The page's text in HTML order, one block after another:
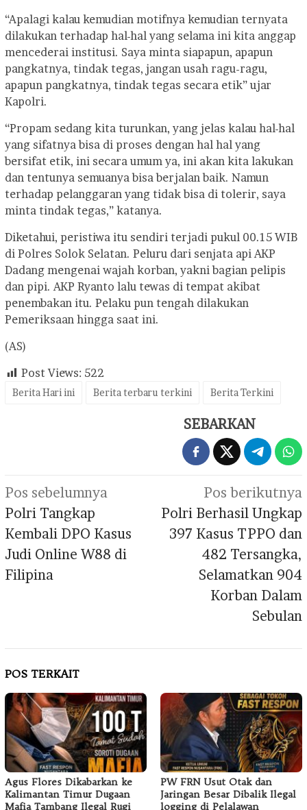
“Apalagi kalau kemudian motifnya kemudian ternyata
dilakukan terhadap hal-hal yang selama ini kita anggap
mencederai institusi. Saya minta siapapun, apapun
pangkatnya, tindak tegas, jangan usah ragu-ragu,
apapun pangkatnya, tindak tegas secara etik” ujar
Kapolri.
“Propam sedang kita turunkan, yang jelas kalau hal-hal
yang sifatnya bisa di proses dengan hal hal yang
bersifat etik, ini secara umum ya, ini akan kita lakukan
dan tentunya semuanya bisa berjalan baik. Namun
terhadap pelanggaran yang tidak bisa di tolerir, saya
minta tindak tegas,” katanya.
Diketahui, peristiwa itu sendiri terjadi pukul 00.15 WIB
di Polres Solok Selatan. Peluru dari senjata api AKP
Dadang mengenai wajah korban, yakni bagian pelipis
dan pipi. AKP Ryanto lalu tewas di tempat akibat
penembakan itu. Pelaku pun tengah dilakukan
Pemeriksaan hingga saat ini.
(AS)
Post Views: 522
Berita Hari ini Berita terbaru terkini Berita Terkini
SEBARKAN
Navigasi
pos
Pos sebelumnya
Polri Tangkap
Kembali DPO Kasus
Judi Online W88 di
Filipina
Pos berikutnya
Polri Berhasil Ungkap
397 Kasus TPPO dan
482 Tersangka,
Selamatkan 904
Korban Dalam
Sebulan
POS TERKAIT
Agus Flores Dikabarkan ke
Kalimantan Timur Dugaan
Mafia Tambang Ilegal Rugi
PW FRN Usut Otak dan
Jaringan Besar Dibalik Ilegal
logging di Pelalawan